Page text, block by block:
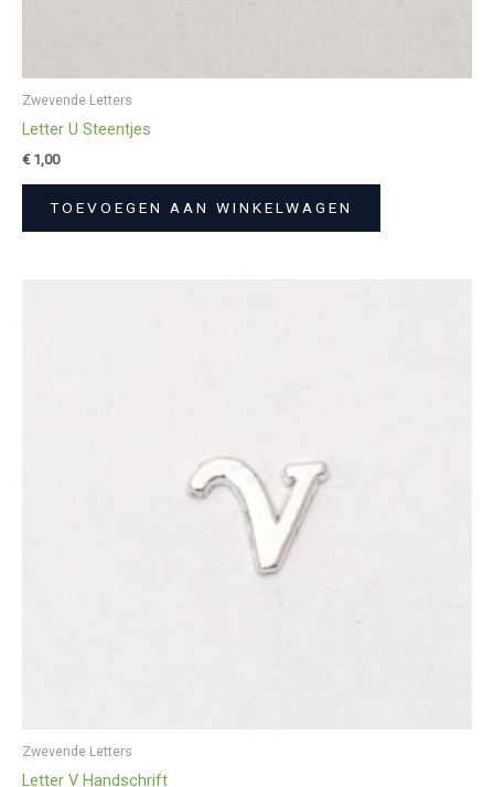
Zwevende Letters
Letter U Steentjes
€1,00
TOEVOEGEN AAN WINKELWAGEN
Zwevende Letters
Letter V Handschrift